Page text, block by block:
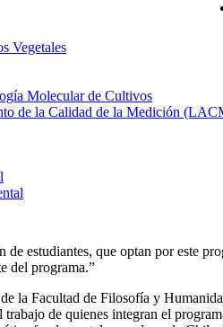
Vegetales
Molecular de Cultivos
de la Calidad de la Medición
estudiantes, que optan por este
del programa.”
la Facultad de Filosofía y
de quienes integran el